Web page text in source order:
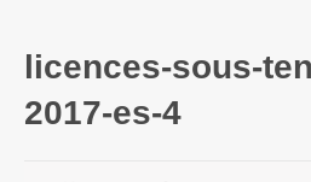
licences-sous-
2017-es-4